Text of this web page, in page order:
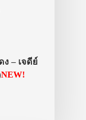
ง – เจดีย์
NEW!